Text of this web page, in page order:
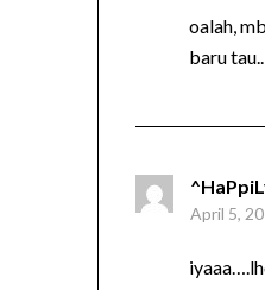
oalah,
baru
April 5,